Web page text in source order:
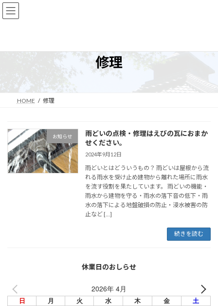
コ
ン
へ
ッ
プ
ナ
ビ
ョ
移
動
修理
HOME 修理
お知らせ
雨どいの点検・修理はえびの瓦におまか
せください。
2024年9月12日
雨どいとはどういうもの？ 雨どいは屋根から流
れる雨水を受け止め建物から離れた場所に雨水
を流す役割を果たしています。 雨どいの機能・
雨水から建物を守る・雨水の落下音の低下・雨
水の落下による地盤破損の防止・浸水被害の防
止など […]
続きを読む
休業日のおしらせ
2026年 4月
日 月 火 水 木 金 土